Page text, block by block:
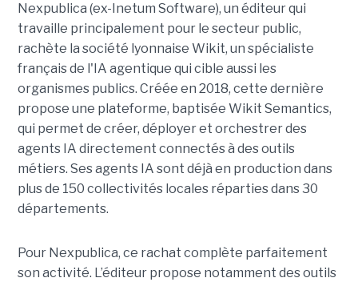
Nexpublica (ex-Inetum Software), un éditeur qui
travaille principalement pour le secteur public,
rachète la société lyonnaise Wikit, un spécialiste
français de l'IA agentique qui cible aussi les
organismes publics. Créée en 2018, cette dernière
propose une plateforme, baptisée Wikit Semantics,
qui permet de créer, déployer et orchestrer des
agents IA directement connectés à des outils
métiers. Ses agents IA sont déjà en production dans
plus de 150 collectivités locales réparties dans 30
départements.
Pour Nexpublica, ce rachat complète parfaitement
son activité. L’éditeur propose notamment des outils